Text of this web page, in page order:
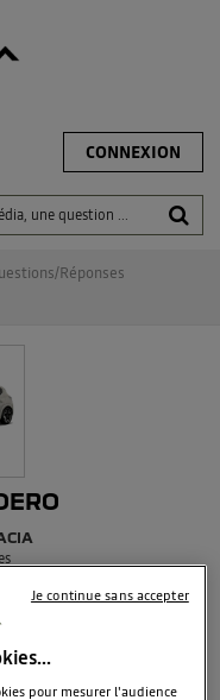
CONNEXION
Réponses
pour mesurer l'audience
Je continue sans accepter